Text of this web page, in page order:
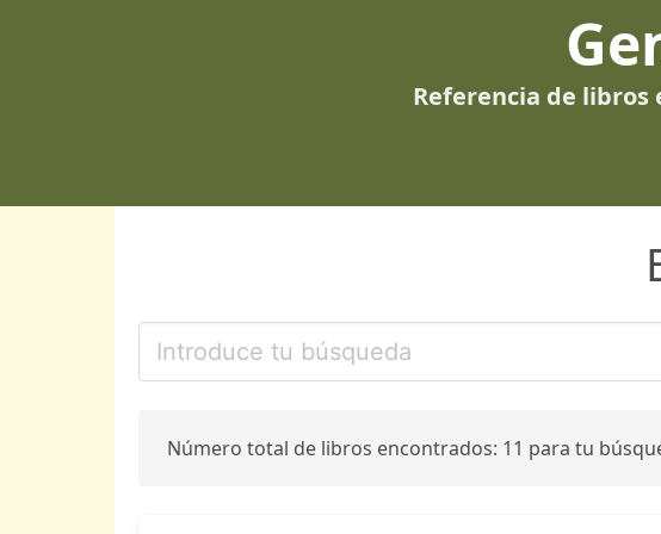
Referencia de libros
Número total de libros encontrados: 11 para tu